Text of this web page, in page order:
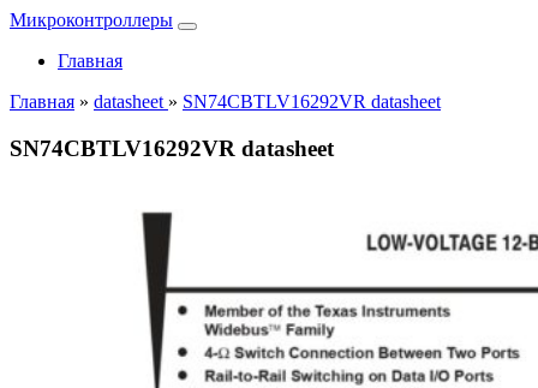
Микроконтроллеры
Главная
Главная » datasheet » SN74CBTLV16292VR datasheet
SN74CBTLV16292VR datasheet